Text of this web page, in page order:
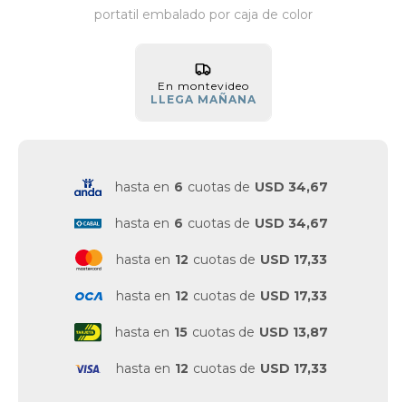
portatil embalado por caja de color
En montevideo
LLEGA MAÑANA
hasta en 6 cuotas de USD 34,67
hasta en 6 cuotas de USD 34,67
hasta en 12 cuotas de USD 17,33
hasta en 12 cuotas de USD 17,33
hasta en 15 cuotas de USD 13,87
hasta en 12 cuotas de USD 17,33